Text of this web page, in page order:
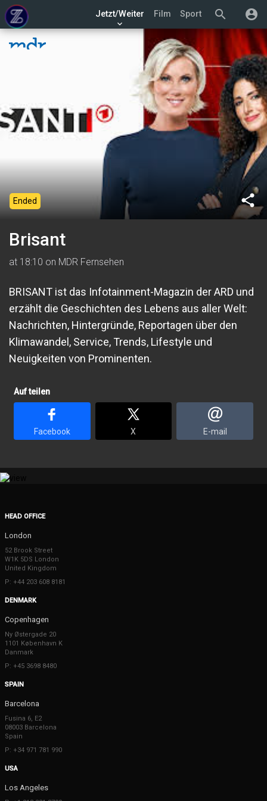
search account_circle
Jetzt/Weiter
keyboard_arrow_down
Film Sport
share
Ended
Brisant
at 18:10 on MDR Fernsehen
BRISANT ist das Infotainment-Magazin der ARD und
erzählt die Geschichten des Lebens aus aller Welt:
Nachrichten, Hintergründe, Reportagen über den
Klimawandel, Service, Trends, Lifestyle und
Neuigkeiten von Prominenten.
Auf teilen
Facebook X E-mail
HEAD OFFICE
London
52 Brook Street
W1K 5DS London
United Kingdom
P: +44 203 608 8181
DENMARK
Copenhagen
Ny Østergade 20
1101 København K
Danmark
P: +45 3698 8480
SPAIN
Barcelona
Fusina 6, E2
08003 Barcelona
Spain
P: +34 971 781 990
USA
Los Angeles